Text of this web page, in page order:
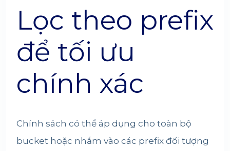
Lọc theo prefix
để tối ưu
chính xác
Chính sách có thể áp dụng cho toàn bộ
bucket hoặc nhắm vào các prefix đối tượng